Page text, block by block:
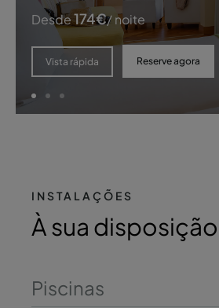
Desde174€/ noite
Vista rápida Reserve agora
INSTALAÇÕES
À sua
Piscinas